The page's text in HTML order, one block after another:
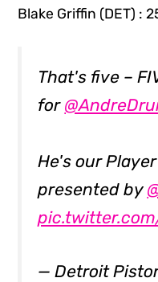
Blake Griffin (DET) :
That's five –
for
He's our
presented by
— Detroit